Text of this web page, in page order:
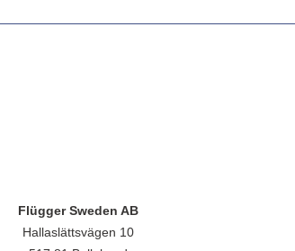
Flügger Sweden AB
Hallaslättsvägen 10